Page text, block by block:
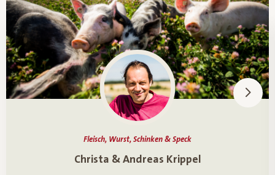
Fleisch, Wurst, Schinken & Speck
Ein Porträt über
Christa & Andreas Krippel